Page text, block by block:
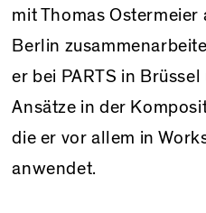
mit Thomas Ostermeier
Berlin
er bei PARTS in
Ansätze in der
die er vor allem in
anwendet.